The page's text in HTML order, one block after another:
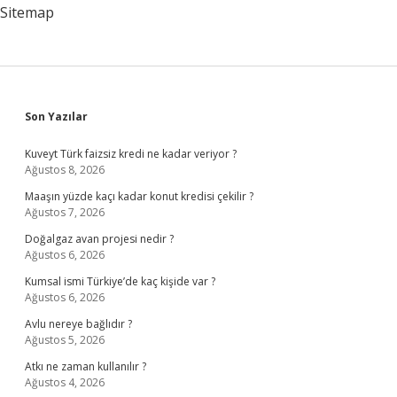
Sitemap
Sidebar
Son Yazılar
Kuveyt Türk faizsiz kredi ne kadar veriyor ?
Ağustos 8, 2026
Maaşın yüzde kaçı kadar konut kredisi çekilir ?
Ağustos 7, 2026
Doğalgaz avan projesi nedir ?
Ağustos 6, 2026
Kumsal ismi Türkiye’de kaç kişide var ?
Ağustos 6, 2026
Avlu nereye bağlıdır ?
Ağustos 5, 2026
Atkı ne zaman kullanılır ?
Ağustos 4, 2026